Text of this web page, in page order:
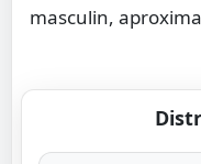
masculin,